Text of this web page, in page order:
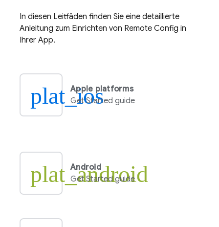
In diesen Leitfäden finden Sie eine detaillierte
Anleitung zum Einrichten von Remote Config in
Ihrer App.
plat_ios
Apple platforms
Get Started guide
plat_android
Android
Get Started guide